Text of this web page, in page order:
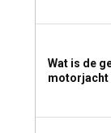
Wat is de
motorjacht